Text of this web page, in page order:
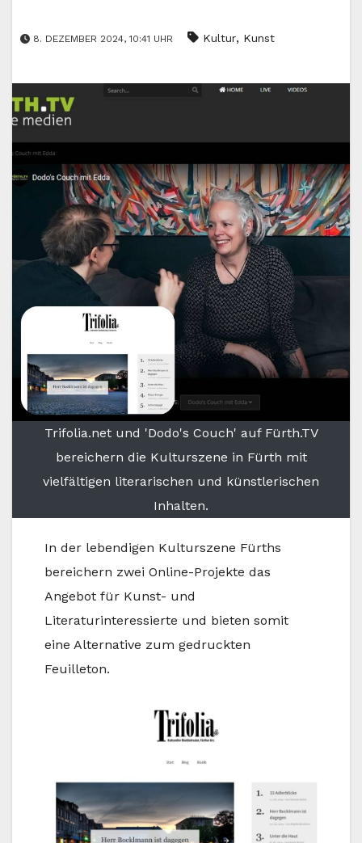
8. DEZEMBER 2024, 10:41 UHR Kultur, Kunst
Trifolia.net und 'Dodo's Couch' auf Fürth.TV
bereichern die Kulturszene in Fürth mit
vielfältigen literarischen und künstlerischen
Inhalten.
In der lebendigen Kulturszene Fürths
bereichern zwei Online-Projekte das
Angebot für Kunst- und
Literaturinteressierte und bieten somit
eine Alternative zum gedruckten
Feuilleton.